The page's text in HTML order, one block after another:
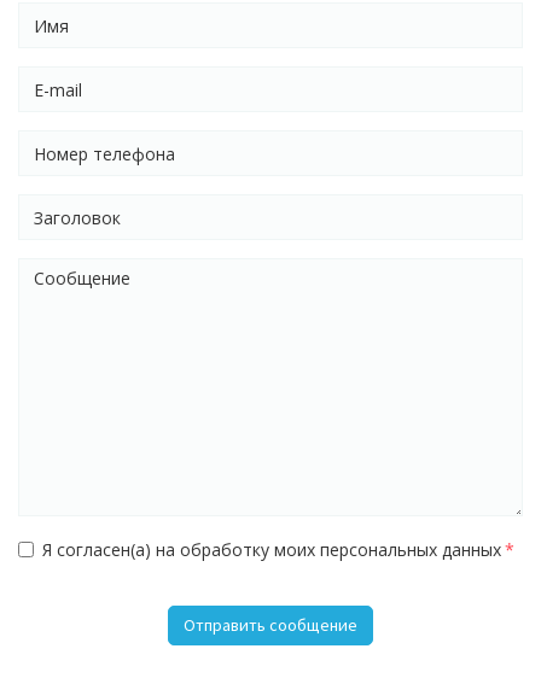
Я согласен(а) на обработку моих персональных данных*